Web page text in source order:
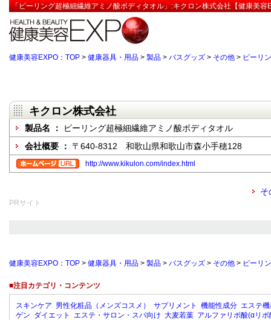
「ピーリング超極細繊維アミノ酸ボディタオル」:キクロン株式会社【健康美容
健康美容EXPO：TOP > 健康器具・用品 > 製品 > バスグッズ > その他 > ピーリ
キクロン株式会社
製品名 ：
ピーリング超極細繊維アミノ酸ボディタオル
会社概要 ： 〒640-8312 和歌山県和歌山市森小手穂128
http://www.kikulon.com/index.html
そ
PRサイト
健康美容EXPO：TOP > 健康器具・用品 > 製品 > バスグッズ > その他 > ピーリ
■注目カテゴリ・コンテンツ
スキンケア 男性化粧品（メンズコスメ） サプリメント 機能性成分 エステ
ゲン ダイエット エステ・サロン・スパ向け 大麦若葉 アルファリポ酸(αリポ